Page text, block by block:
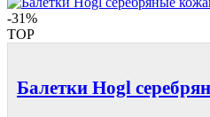
-31%
TOP
Балетки Hogl